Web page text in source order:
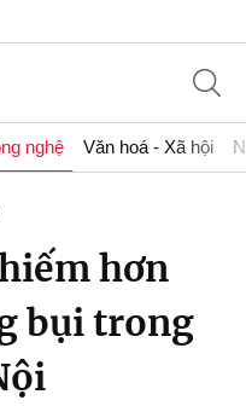
nghệ Văn hoá - Xã hội
hơn
bụi trong